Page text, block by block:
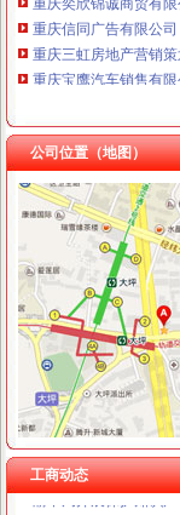
重庆信同广告有限公司
重庆三虹房地产营销
重庆宝鹰汽车销售有限
重庆鸽牌电线电缆有限
重庆傲志众达投资咨
重庆臣夫商贸有限公
重庆卿倾商贸有限责任
重庆国洪体育设施有
重庆星竣贸易有限责任
重庆海谛升进出口贸
重庆奕欣锦诚商贸有限
重庆信同广告有限公司
重庆三虹房地产营销策
重庆宝鹰汽车销售有
公司位置（地图）
工商动态
工商动态
黔江局城西所一制三
渝浙两地工商携手联
沙坪坝局积着手梯次抓
渝中局五措并举贯彻
渝北局四条措施开展排
璧山局青杠所完善四项
高新园局四项举措加网
南岸局“五化”措施迅速
大足局开展安全排查严
万盛局分步骤抓重点
渝中局开展保护知识
云局突出重点化双考市